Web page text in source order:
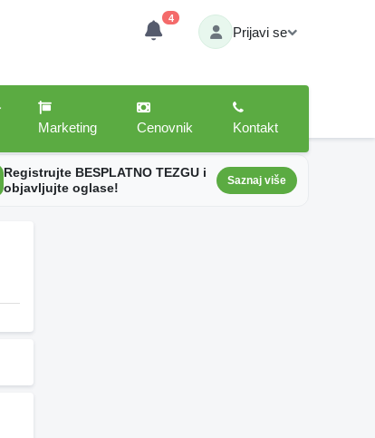
4
Prijavi se
Marketing
Cenovnik Kontakt
Registrujte BESPLATNO TEZGU i
objavljujte oglase!
Saznaj više